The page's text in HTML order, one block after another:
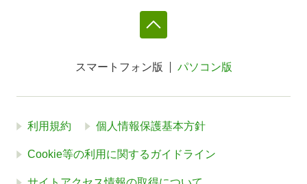
スマートフォン版 パソコン版
利用規約 個人情報保護基本方針
Cookie等の利用に関するガイドライン